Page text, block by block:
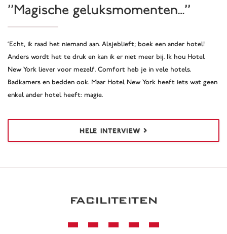
''Magische geluksmomenten…''
‘Echt, ik raad het niemand aan. Alsjeblieft; boek een ander hotel!
Anders wordt het te druk en kan ik er niet meer bij. Ik hou Hotel
New York liever voor mezelf. Comfort heb je in vele hotels.
Badkamers en bedden ook. Maar Hotel New York heeft iets wat geen
enkel ander hotel heeft: magie.
HELE INTERVIEW
FACILITEITEN